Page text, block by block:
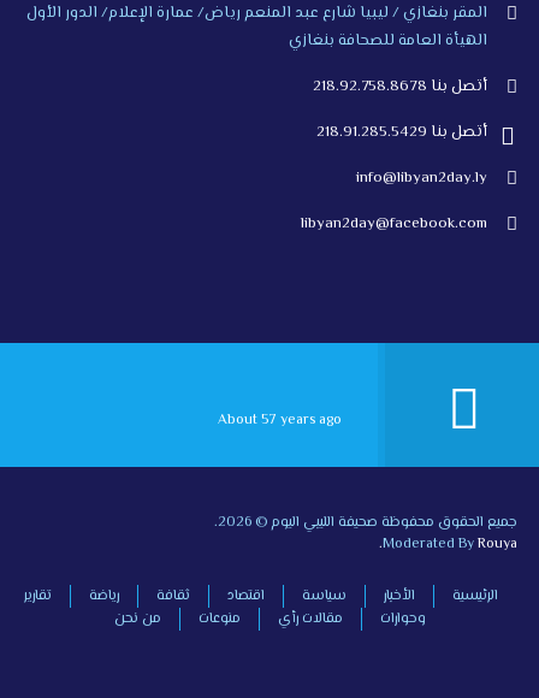
المقر بنغازي / ليبيا شارع عبد المنعم رياض/ عمارة الإعلام/ الدور الأول
الهيأة العامة للصحافة بنغازي
أتصل بنا 218.92.758.8678
أتصل بنا 218.91.285.5429
info@libyan2day.ly
libyan2day@facebook.com
About 57 years ago
جميع الحقوق محفوظة صحيفة الليبي اليوم © 2026.
Moderated ByRouya.
الرئيسية الأخبار سياسة اقتصاد ثقافة رياضة
تقارير
وحوارات
مقالات رأي منوعات من نحن